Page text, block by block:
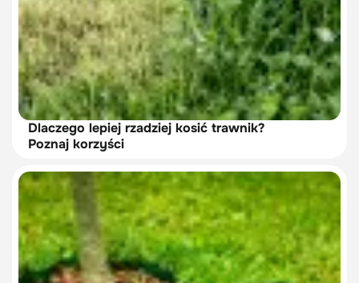
Dlaczego lepiej rzadziej kosić trawnik?
Poznaj korzyści